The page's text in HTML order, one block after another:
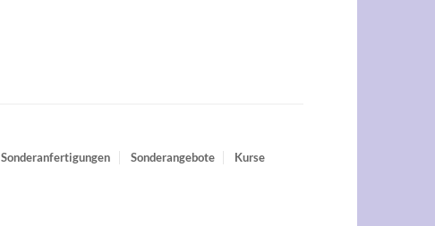
Sonderanfertigungen Sonderangebote Kurse